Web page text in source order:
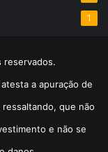
1
reservados.
a apuração de
que não
e não se